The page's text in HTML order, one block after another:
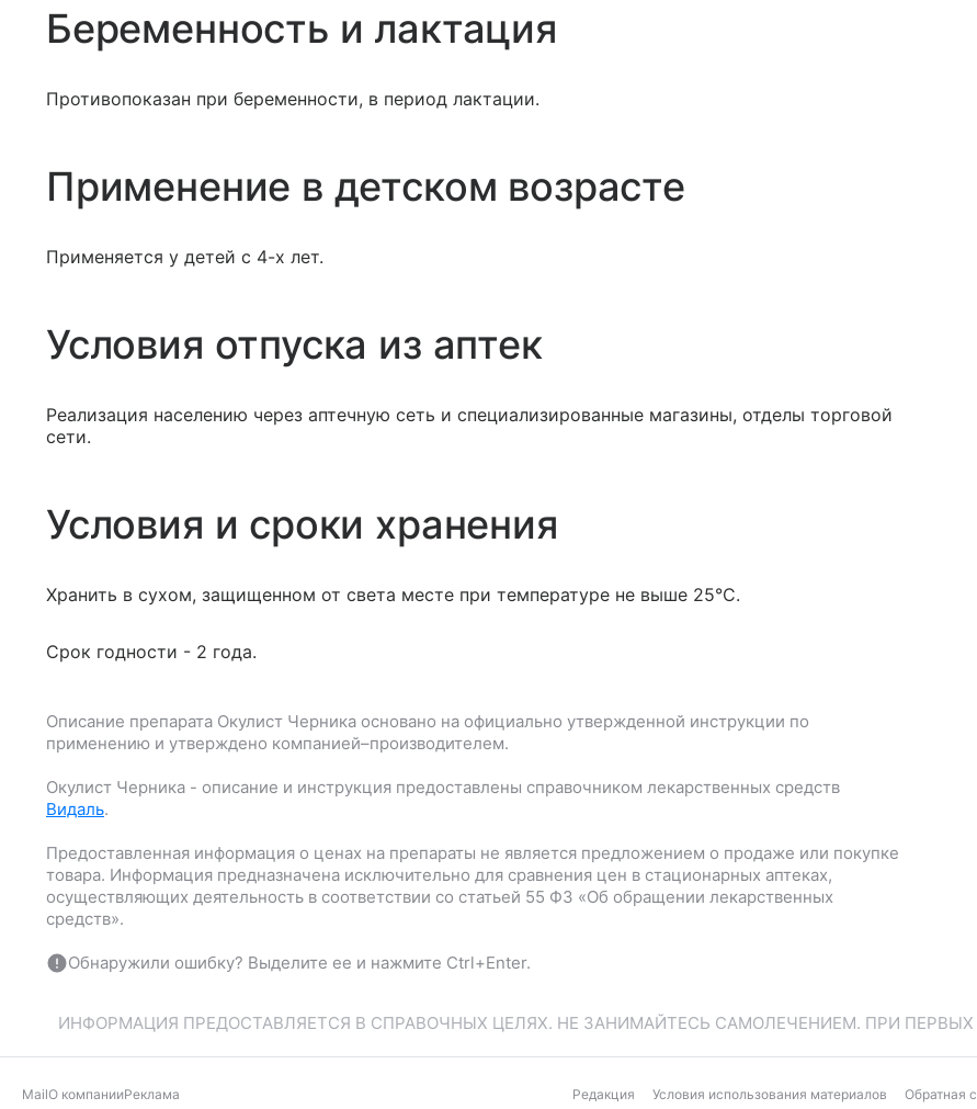
Беременность и лактация
Противопоказан при беременности, в период лактации.
Применение в детском возрасте
Применяется у детей с 4-х лет.
Условия отпуска из аптек
Реализация населению через аптечную сеть и специализированные магазины, отделы торговой
сети.
Условия и сроки хранения
Хранить в сухом, защищенном от света месте при температуре не выше 25°С.
Срок годности - 2 года.
Описание препарата Окулист Черника основано на официально утвержденной инструкции по
применению и утверждено компанией–производителем.
Окулист Черника - описание и инструкция предоставлены справочником лекарственных средств
Видаль.
Предоставленная информация о ценах на препараты не является предложением о продаже или покупке
товара. Информация предназначена исключительно для сравнения цен в стационарных аптеках,
осуществляющих деятельность в соответствии со статьей 55 ФЗ «Об обращении лекарственных
средств».
Обнаружили ошибку? Выделите ее и нажмите Ctrl+Enter.
ИНФОРМАЦИЯ ПРЕДОСТАВЛЯЕТСЯ В СПРАВОЧНЫХ ЦЕЛЯХ. НЕ ЗАНИМАЙТЕСЬ САМОЛЕЧЕНИЕМ. ПРИ
MailО компанииРеклама Редакция Условия использования материалов Обратная